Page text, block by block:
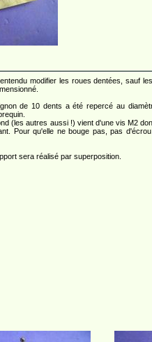
modifier les roues dentées, sauf
de 10 dents a été repercé au
(les autres aussi !) vient d'une vis M2
Pour qu'elle ne bouge pas, pas
sera réalisé par superposition.